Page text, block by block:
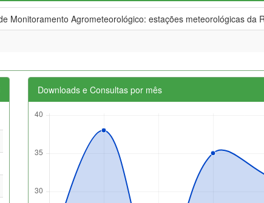
Monitoramento Agrometeorológico: estações meteorológicas da
Downloads e Consultas por mês